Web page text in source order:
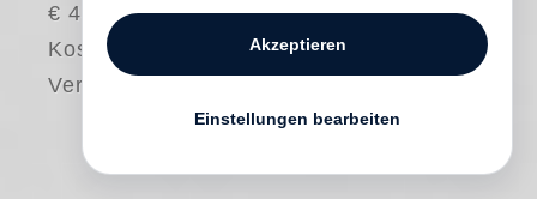
€ 40.00
Kostenloser
Versand
Akzeptieren
Einstellungen bearbeiten